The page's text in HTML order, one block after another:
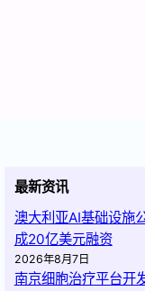
最新资讯
澳大利亚AI基础设施
成20亿美元融资
2026年8月7日
南京细胞治疗平台开